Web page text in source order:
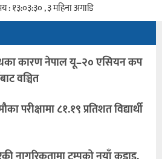
: १३:०३:३० , ३ महिना अगाडि
कारण नेपाल यू–२० एसियन कप
वञ्चित
परीक्षामा ८१.१९ प्रतिशत विद्यार्थी